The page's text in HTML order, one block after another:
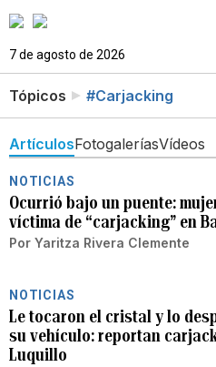
7 de agosto de 2026
Tópicos #Carjacking
ArtículosFotogaleríasVídeos
NOTICIAS
Ocurrió bajo un puente:
víctima de “carjacking” en
Por Yaritza Rivera Clemente
NOTICIAS
Le tocaron el cristal y lo
su vehículo: reportan
Luquillo